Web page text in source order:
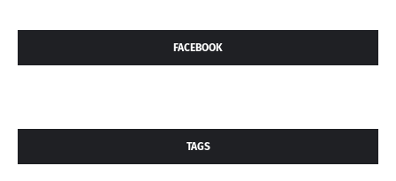
FACEBOOK
TAGS